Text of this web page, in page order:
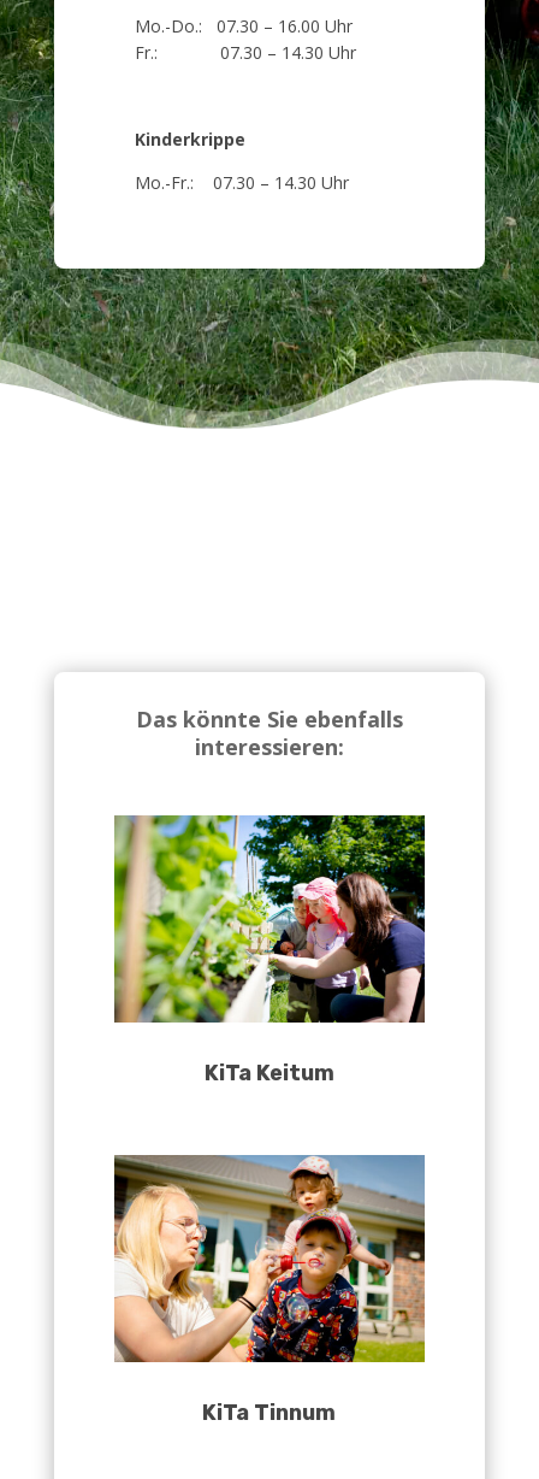
Mo.-Do.: 07.30 – 16.00 Uhr
Fr.: 07.30 – 14.30 Uhr
Kinderkrippe
Mo.-Fr.: 07.30 – 14.30 Uhr
Das könnte Sie ebenfalls
interessieren:
KiTa Keitum
KiTa Tinnum